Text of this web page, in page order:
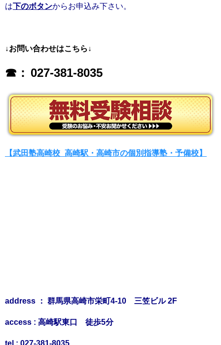
は下のボタンからお申込み下さい。
↓お問い合わせはこちら↓
☎： 027-381-8035
【武田塾高崎校_高崎駅・高崎市の個別指導塾・予備校】
address ： 群馬県高崎市栄町4-10 三笠ビル 2F
access : 高崎駅東口 徒歩5分
tel : 027-381-8035